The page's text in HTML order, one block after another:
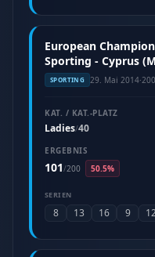
European
Sporting - Cyprus
SPORTING 29. Mai 2014·
KAT. / KAT.-PLATZ
Ladies/40
ERGEBNIS
101/200 50.5%
SERIEN
8 13 16 9